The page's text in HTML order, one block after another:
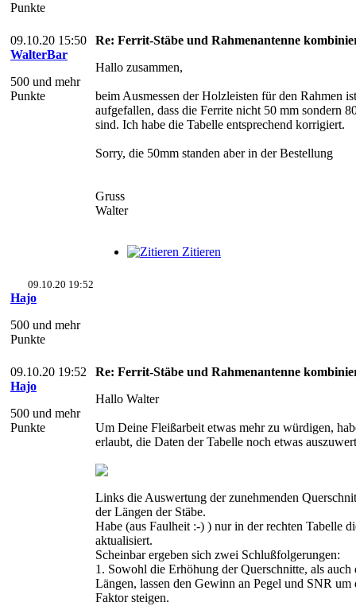
Punkte
09.10.20 15:50
WalterBar
500 und mehr
Punkte
Re: Ferrit-Stäbe und Rahmenantenne
Hallo zusammen,
beim Ausmessen der Holzleisten für den Rahmen
aufgefallen, dass die Ferrite nicht 50 mm sondern
sind. Ich habe die Tabelle entsprechend korrigiert.
Sorry, die 50mm standen aber in der Bestellung
Gruss
Walter
Zitieren
09.10.20 19:52
Hajo
500 und mehr
Punkte
09.10.20 19:52
Hajo
500 und mehr
Punkte
Re: Ferrit-Stäbe und Rahmenantenne
Hallo Walter
Um Deine Fleißarbeit etwas mehr zu würdigen,
erlaubt, die Daten der Tabelle noch etwas
Links die Auswertung der zunehmenden
der Längen der Stäbe.
Habe (aus Faulheit :-) ) nur in der rechten Tabelle
aktualisiert.
Scheinbar ergeben sich zwei Schlußfolgerungen:
1. Sowohl die Erhöhung der Querschnitte, als auch
Längen, lassen den Gewinn an Pegel und SNR um
Faktor steigen.